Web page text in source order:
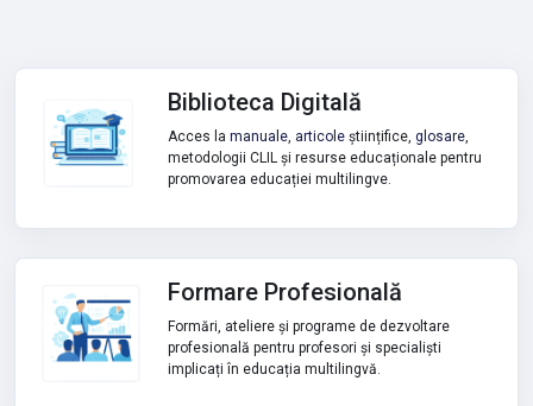
Biblioteca Digitală
Acces la manuale, articole științifice, glosare,
metodologii CLIL și resurse educaționale pentru
promovarea educației multilingve.
Formare Profesională
Formări, ateliere și programe de dezvoltare
profesională pentru profesori și specialiști
implicați în educația multilingvă.